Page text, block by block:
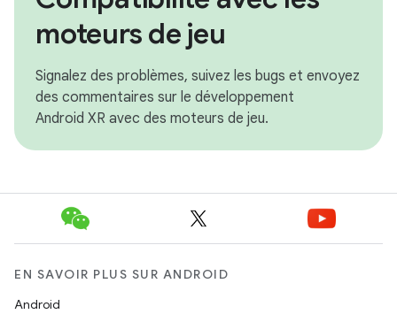
moteurs de jeu
Signalez des problèmes, suivez les bugs et envoyez
des commentaires sur le développement
Android XR avec des moteurs de jeu.
EN SAVOIR PLUS SUR ANDROID
Android